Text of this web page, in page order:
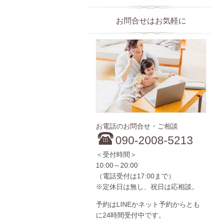
お問合せはお気軽に
お電話のお問合せ・ご相談
090-2008-5213
＜受付時間＞
10:00～20:00
（電話受付は17:00まで）
※定休日は無し、祝日は応相談。
予約はLINEかネット予約からとも
に24時間受付中です。